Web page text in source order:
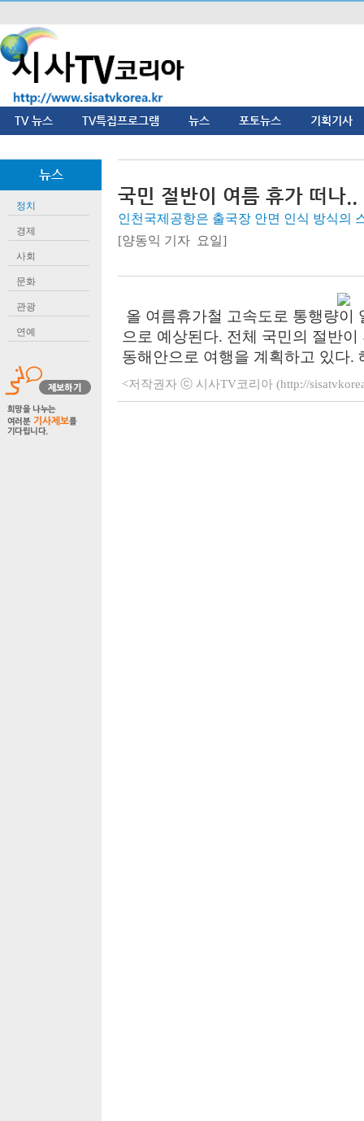
TV 뉴스 TV특집프로그램 뉴스 포토뉴스 기획기사
뉴스
정치
경제
사회
문화
관광
연예
국민 절반이 여름 휴가 떠나..
인천국제공항은 출국장 안면 인식 방식의
[양동익 기자 요일]
올 여름휴가철 고속도로 통행량이
으로 예상된다. 전체 국민의 절반
동해안으로 여행을 계획하고 있다.
<저작권자 ⓒ 시사TV코리아 (http://